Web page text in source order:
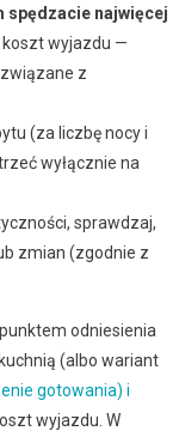
spędzacie najwięcej
koszt wyjazdu —
z
(za liczbę nocy i
wyłącznie na
sprawdzaj,
zmian (zgodnie z
odniesienia
(albo wariant
gotowania) i
wyjazdu. W